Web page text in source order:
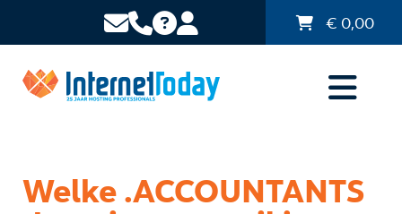
€ 0,00
Welke .ACCOUNTANTS